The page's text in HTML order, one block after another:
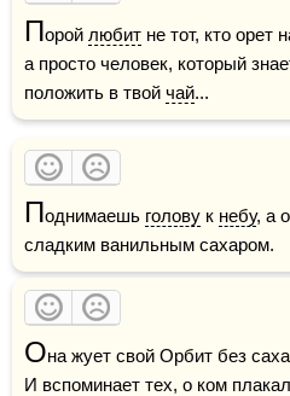
Порой любит не тот, кто орет
а просто человек, который
положить в твой чай...
Поднимаешь голову к небу, а
сладким ванильным сахаром.
Она жует свой Орбит без
И вспоминает тех, о ком